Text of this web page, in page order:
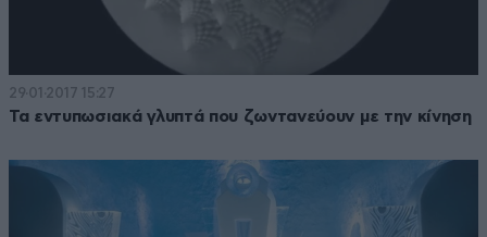
29·01·2017 15:27
Τα εντυπωσιακά γλυπτά που ζωντανεύουν με την κίνηση